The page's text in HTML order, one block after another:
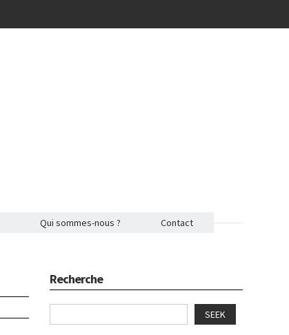
Qui sommes-nous ? Contact
Recherche
SEEK